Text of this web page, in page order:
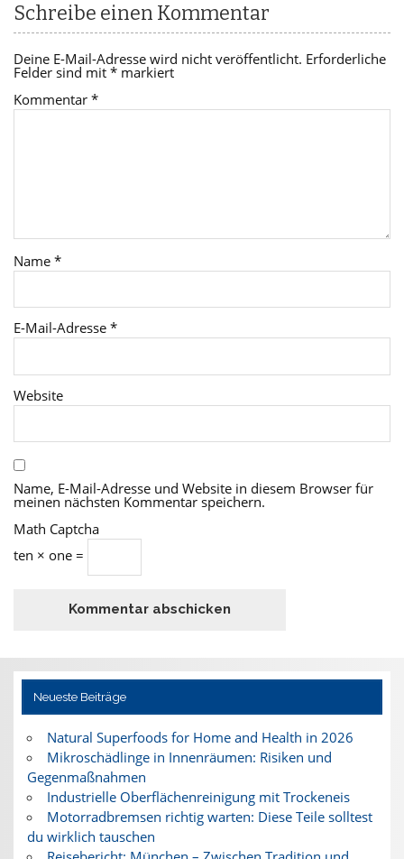
Schreibe einen Kommentar
Deine E-Mail-Adresse wird nicht veröffentlicht. Erforderliche
Felder sind mit* markiert
Kommentar*
Name*
E-Mail-Adresse*
Website
Name, E-Mail-Adresse und Website in diesem Browser für
meinen nächsten Kommentar speichern.
Math Captcha
ten × one =
Neueste Beiträge
Natural Superfoods for Home and Health in 2026
Mikroschädlinge in Innenräumen: Risiken und
Gegenmaßnahmen
Industrielle Oberflächenreinigung mit Trockeneis
Motorradbremsen richtig warten: Diese Teile solltest
du wirklich tauschen